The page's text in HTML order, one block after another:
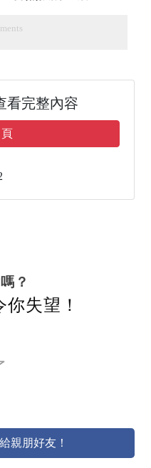
看完整內容
？
失望！
親朋好友！